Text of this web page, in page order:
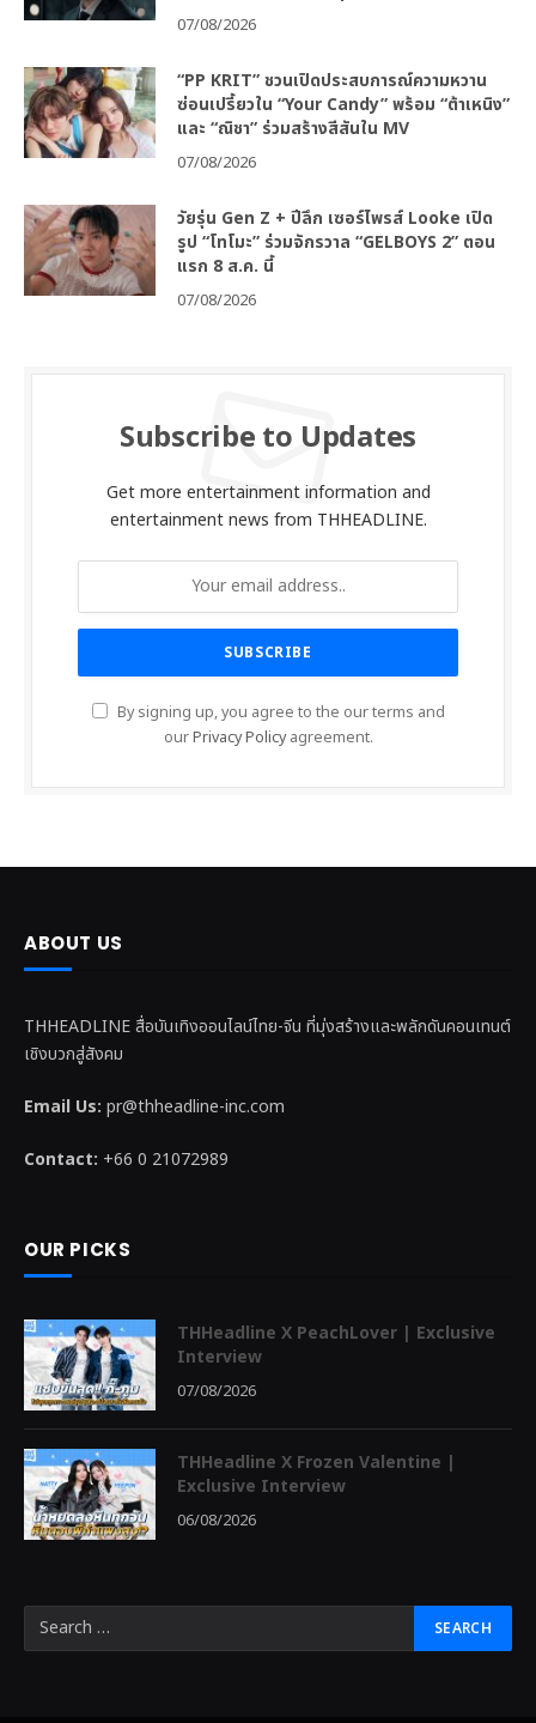
07/08/2026
“PP KRIT” ชวนเปิดประสบการณ์ความหวาน
ซ่อนเปรี้ยวใน “Your Candy” พร้อม “ต้าเหนิง”
และ “ณิชา” ร่วมสร้างสีสันใน MV
07/08/2026
วัยรุ่น Gen Z + ปีลึก เซอร์ไพรส์ Looke เปิด
รูป “โทโมะ” ร่วมจักรวาล “GELBOYS 2” ตอน
แรก 8 ส.ค. นี้
07/08/2026
Subscribe to Updates
Get more entertainment information and
entertainment news from THHEADLINE.
By signing up, you agree to the our terms and
ourPrivacy Policyagreement.
ABOUT US
THHEADLINE สื่อบันเทิงออนไลน์ไทย-จีน ที่มุ่งสร้างและพลักดันคอนเทนต์
เชิงบวกสู่สังคม
Email Us: pr@thheadline-inc.com
Contact: +66 0 21072989
OUR PICKS
THHeadline X PeachLover | Exclusive
Interview
07/08/2026
THHeadline X Frozen Valentine |
Exclusive Interview
06/08/2026